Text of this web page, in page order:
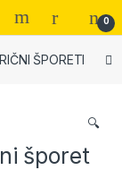
0
ŠPORETI
🔍
šporet